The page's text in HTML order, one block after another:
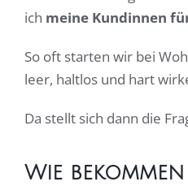
ich meine Kundinnen
So oft starten wir bei
leer, haltlos und hart
Da stellt sich dann die
Wie